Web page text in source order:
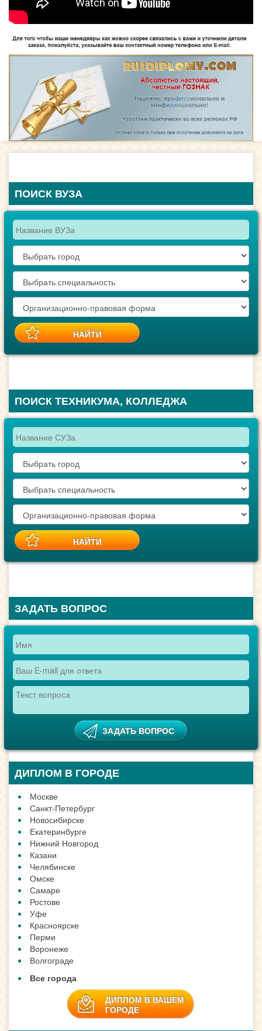
ПОИСК ВУЗА
ПОИСК ТЕХНИКУМА, КОЛЛЕДЖА
ЗАДАТЬ ВОПРОС
ДИПЛОМ В ГОРОДЕ
Москве
Санкт-Петербург
Новосибирске
Екатеринбурге
Нижний Новгород
Казани
Челябинске
Омске
Самаре
Ростове
Уфе
Красноярске
Перми
Воронеже
Волгограде
Все города
ДИПЛОМ В ВАШЕМ
ГОРОДЕ